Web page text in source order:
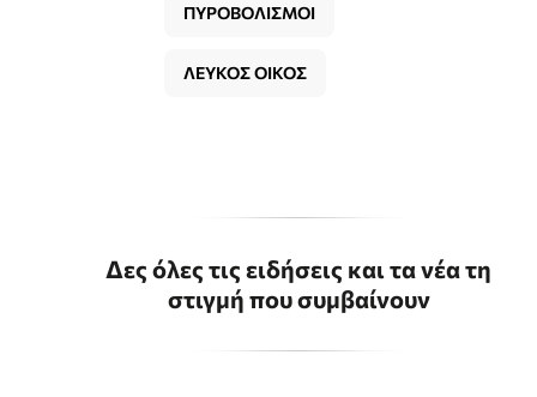
ΠΥΡΟΒΟΛΙΣΜΟΙ
ΛΕΥΚΟΣ ΟΙΚΟΣ
Δες όλες τις ειδήσεις και τα νέα τη
στιγμή που συμβαίνουν